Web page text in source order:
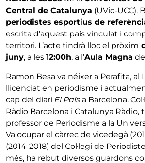
Central de Catalunya (UVic-UCC).
periodistes esportius de
escrita d’aquest país vinculat i
territori. L’acte tindrà lloc el pròxim
juny, a les 12:00h, a l’Aula Magna
Ramon Besa va néixer a Perafita, al
llicenciat en periodisme i
cap del diari El País a Barcelona.
Ràdio Barcelona i Catalunya Ràdio,
professor de Periodisme a la
Va ocupar el càrrec de vicedegà
(2014-2018) del Col·legi de
més, ha rebut diversos guardons